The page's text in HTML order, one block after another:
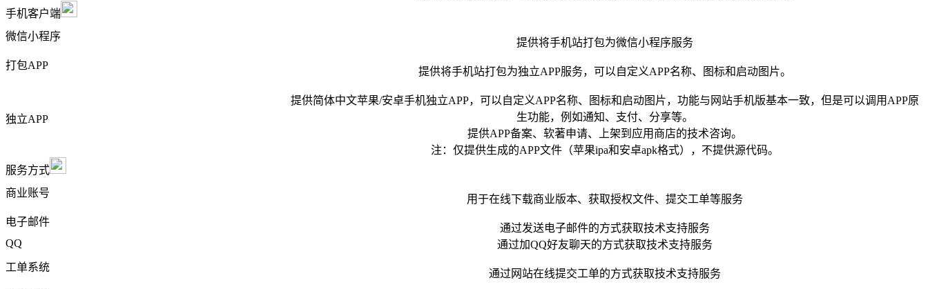
手机客户端
微信小程序
提供将手机站打包为微信小程序服务
打包APP
提供将手机站打包为独立APP服务，可以自定义APP名称、图标和启动图片。
独立APP
提供简体中文苹果/安卓手机独立APP，可以自定义APP名称、图标和启动图片，功能与网站手机版基本一致，但是可以调用APP原
生功能，例如通知、支付、分享等。
提供APP备案、软著申请、上架到应用商店的技术咨询。
注：仅提供生成的APP文件（苹果ipa和安卓apk格式），不提供源代码。
服务方式
商业账号
用于在线下载商业版本、获取授权文件、提交工单等服务
电子邮件
通过发送电子邮件的方式获取技术支持服务
QQ
通过加QQ好友聊天的方式获取技术支持服务
工单系统
通过网站在线提交工单的方式获取技术支持服务